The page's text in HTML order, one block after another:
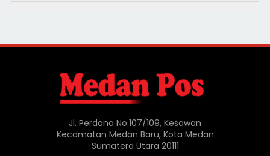
Jl. Perdana No.107/109, Kesawan
Kecamatan Medan Baru, Kota Medan
Sumatera Utara 20111